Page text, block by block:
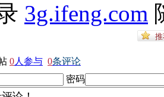
3g.ifeng.com
0人参与 0条评论
密码